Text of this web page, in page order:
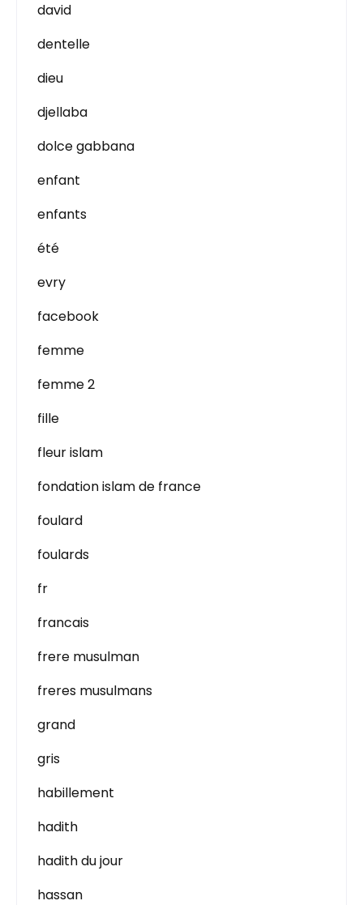
david
dentelle
dieu
djellaba
dolce gabbana
enfant
enfants
été
evry
facebook
femme
femme 2
fille
fleur islam
fondation islam de france
foulard
foulards
fr
francais
frere musulman
freres musulmans
grand
gris
habillement
hadith
hadith du jour
hassan